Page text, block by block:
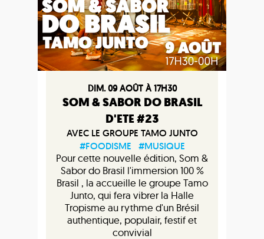
DIM. 09 AOÛT À 17H30
SOM & SABOR DO BRASIL
D'ETE #23
AVEC LE GROUPE TAMO JUNTO
#FOODISME
#MUSIQUE
Pour cette nouvelle édition, Som &
Sabor do Brasil l'immersion 100 %
Brasil , la accueille le groupe Tamo
Junto, qui fera vibrer la Halle
Tropisme au rythme d'un Brésil
authentique, populair, festif et
convivial